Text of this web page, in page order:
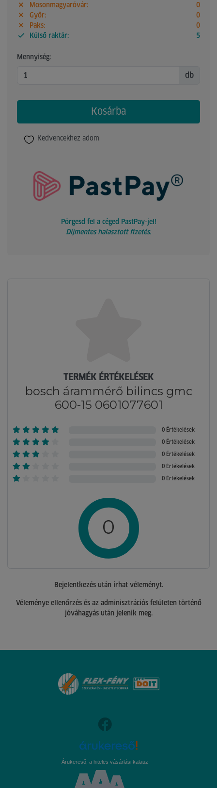
Mosonmagyaróvár:
0
Győr:
0
Paks:
0
Külső raktár:
5
Mennyiség:
db
Kosárba
Kedvencekhez adom
Pörgesd fel a céged PastPay-jel!
Díjmentes halasztott fizetés.
TERMÉK ÉRTÉKELÉSEK
bosch árammérő bilincs gmc
600-15 0601077601
0 Értékelések
0 Értékelések
0 Értékelések
0 Értékelések
0 Értékelések
0
Bejelentkezés után írhat véleményt.
Véleménye ellenőrzés és az adminisztrációs felületen történő
jóváhagyás után jelenik meg.
Árukereső, a hiteles vásárlási kalauz